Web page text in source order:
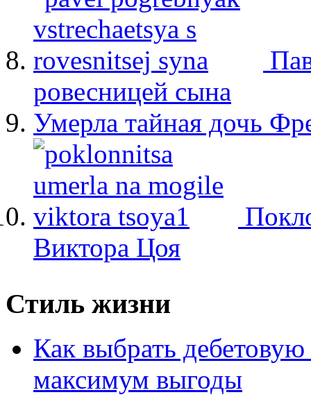
ровесницей сына
Умерла тайная дочь
Виктора Цоя
Стиль жизни
Как выбрать дебетовую
максимум выгоды